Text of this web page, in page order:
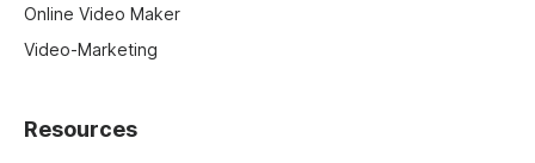
Online Video Maker
Video-Marketing
Resources